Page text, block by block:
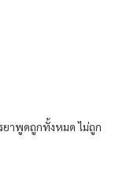
ยาพูดถูกทั้งหมด ไม่ถูก